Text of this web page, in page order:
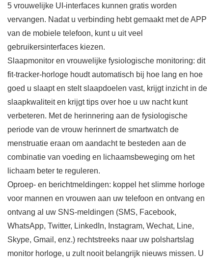
5 vrouwelijke UI-interfaces kunnen gratis worden
vervangen. Nadat u verbinding hebt gemaakt met de APP
van de mobiele telefoon, kunt u uit veel
gebruikersinterfaces kiezen.
Slaapmonitor en vrouwelijke fysiologische monitoring: dit
fit-tracker-horloge houdt automatisch bij hoe lang en hoe
goed u slaapt en stelt slaapdoelen vast, krijgt inzicht in de
slaapkwaliteit en krijgt tips over hoe u uw nacht kunt
verbeteren. Met de herinnering aan de fysiologische
periode van de vrouw herinnert de smartwatch de
menstruatie eraan om aandacht te besteden aan de
combinatie van voeding en lichaamsbeweging om het
lichaam beter te reguleren.
Oproep- en berichtmeldingen: koppel het slimme horloge
voor mannen en vrouwen aan uw telefoon en ontvang en
ontvang al uw SNS-meldingen (SMS, Facebook,
WhatsApp, Twitter, LinkedIn, Instagram, Wechat, Line,
Skype, Gmail, enz.) rechtstreeks naar uw polshartslag
monitor horloge, u zult nooit belangrijk nieuws missen. U